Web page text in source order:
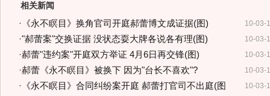
相关新闻
10-03-
· 《永不瞑目》换角官司开庭郝蕾博文成证据(图)
10-03-
·"郝蕾案"交换证据 没状态耍大牌各说各有理(图)
10-03-
·郝蕾"违约案"开庭双方举证 4月6日再交锋(图)
10-03-
·郝蕾《永不瞑目》被换下 因为"台长不喜欢"?
10-03-
· 《永不瞑目》合同纠纷案开庭 郝蕾打官司不出庭(图